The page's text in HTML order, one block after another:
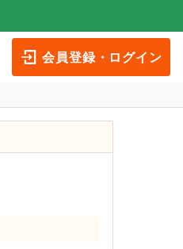
会員登録・ログイン